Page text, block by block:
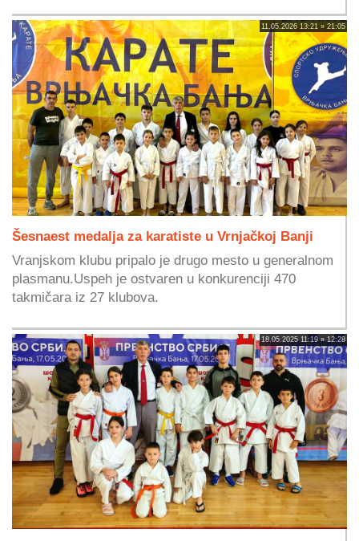
11.05.2026 13:21 » 21:05
Šesnaest medalja za karatiste u Vrnjačkoj Banji
Vranjskom klubu pripalo je drugo mesto u generalnom
plasmanu.Uspeh je ostvaren u konkurenciji 470
takmičara iz 27 klubova.
18.05.2025 11:19 » 12:28